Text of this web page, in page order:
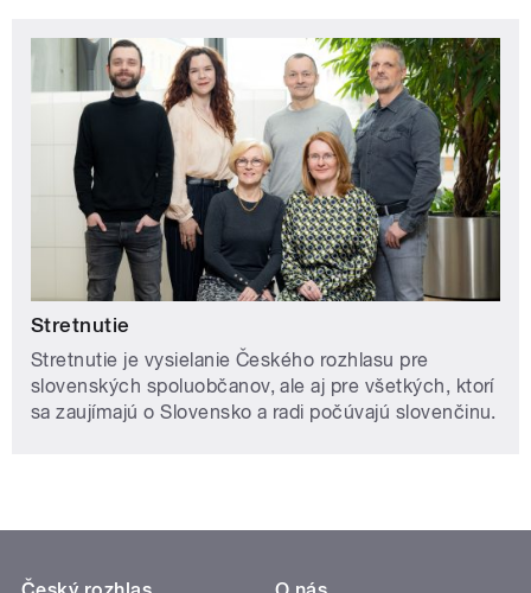
Stretnutie
Stretnutie je vysielanie Českého rozhlasu pre
slovenských spoluobčanov, ale aj pre všetkých, ktorí
sa zaujímajú o Slovensko a radi počúvajú slovenčinu.